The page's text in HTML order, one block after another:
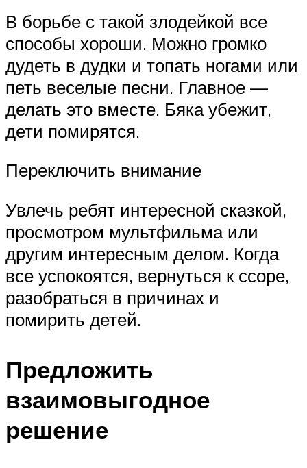
В борьбе с такой злодейкой все
способы хороши. Можно громко
дудеть в дудки и топать ногами или
петь веселые песни. Главное —
делать это вместе. Бяка убежит,
дети помирятся.
Переключить внимание
Увлечь ребят интересной сказкой,
просмотром мультфильма или
другим интересным делом. Когда
все успокоятся, вернуться к ссоре,
разобраться в причинах и
помирить детей.
Предложить
взаимовыгодное
решение